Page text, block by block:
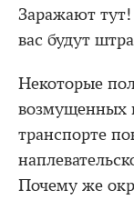
Заражают
вас будут
Некоторые
возмущенных
транспорте
Почему же